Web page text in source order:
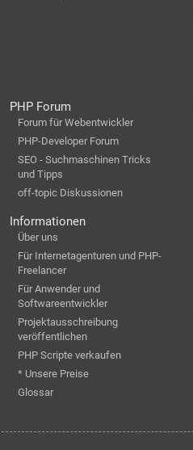
PHP Forum
Forum für Webentwickler
PHP-Developer Forum
SEO - Suchmaschinen Tricks
und Tipps
off-topic Diskussionen
Informationen
Über uns
Für Internetagenturen und PHP-
Freelancer
Für Anwender und
Softwareentwickler
Projektausschreibung
veröffentlichen
PHP Scripte verkaufen
* Unsere Preise
Glossar